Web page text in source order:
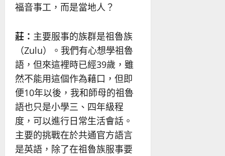
福音事工，而是當地人？
莊： 主要服事的族群是祖魯族
（Zulu）。我們有心想學祖魯
語，但來這裡時已經39歲，雖
然不能用這個作為藉口，但即
便10年以後，我和師母的祖魯
語也只是小學三、四年級程
度，可以進行日常生活會話。
主要的挑戰在於共通官方語言
是英語，除了在祖魯族服事要